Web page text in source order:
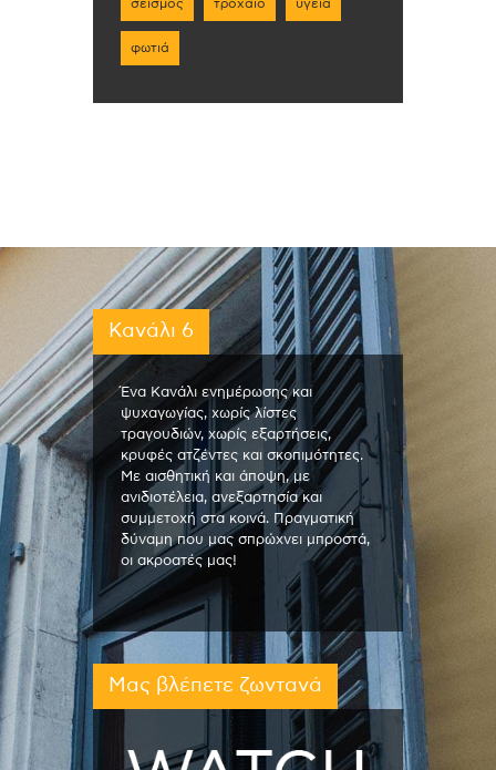
σεισμός τροχαίο υγεία
φωτιά
Κανάλι 6
Ένα Κανάλι ενημέρωσης και
ψυχαγωγίας, χωρίς λίστες
τραγουδιών, χωρίς εξαρτήσεις,
κρυφές ατζέντες και σκοπιμότητες.
Με αισθητική και άποψη, με
ανιδιοτέλεια, ανεξαρτησία και
συμμετοχή στα κοινά. Πραγματική
δύναμη που μας σπρώχνει μπροστά,
οι ακροατές μας!
Μας βλέπετε ζωντανά